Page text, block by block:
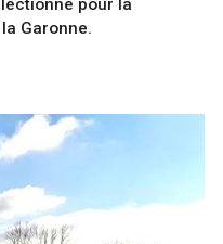
pour la
Garonne.